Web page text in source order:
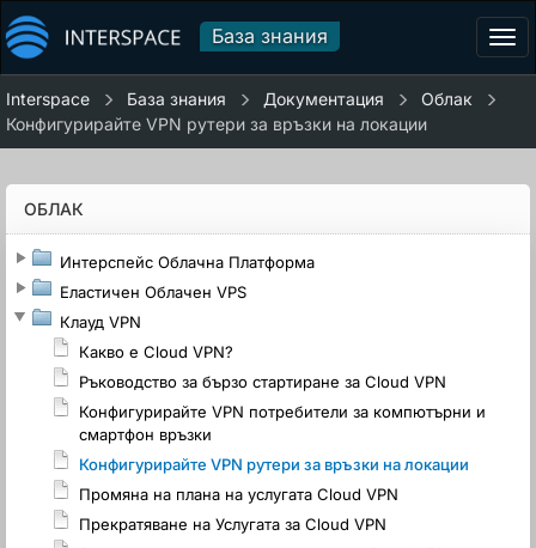
База знания
Interspace База знания Документация
Облак
Конфигурирайте VPN рутери за връзки на локации
ОБЛАК
Интерспейс Облачна Платформа
Еластичен Облачен VPS
Клауд VPN
Какво е Cloud VPN?
Ръководство за бързо стартиране за Cloud VPN
Конфигурирайте VPN потребители за компютърни и
смартфон връзки
Конфигурирайте VPN рутери за връзки на локации
Промяна на плана на услугата Cloud VPN
Прекратяване на Услугата за Cloud VPN